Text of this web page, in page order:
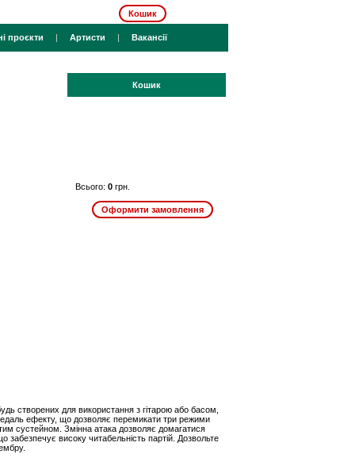
Кошик
проєкти | Артисти | Вакансії
Кошик
Всього: 0 грн.
створених для використання з гітарою або басом,
ефекту, що дозволяє перемикати три режими
сустейном. Змінна атака дозволяє домагатися
забезпечує високу читабельність партій. Дозвольте